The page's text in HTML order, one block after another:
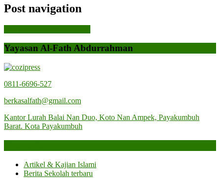
Post navigation
Yayasan Al-Fath Abdurrahman
0811-6696-527
berkasalfath@gmail.com
Kantor Lurah Balai Nan Duo, Koto Nan Ampek, Payakumbuh
Barat. Kota Payakumbuh
Artikel & Kajian Islami
Berita Sekolah terbaru